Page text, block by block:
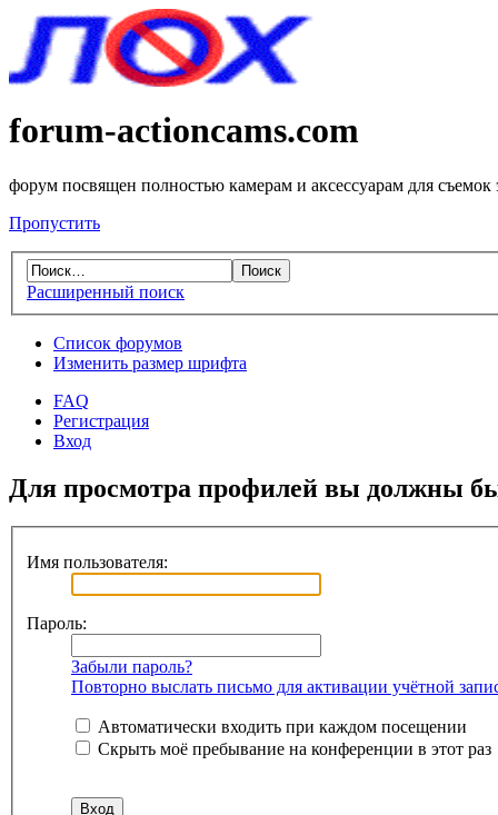
forum-actioncams.com
форум посвящен полностью камерам и аксессуарам для съемок
Пропустить
Расширенный поиск
Список форумов
Изменить размер шрифта
FAQ
Регистрация
Вход
Для просмотра профилей вы должны
Имя пользователя:
Пароль:
Забыли пароль?
Повторно выслать письмо для активации учётной
Автоматически входить при каждом посещении
Скрыть моё пребывание на конференции в этот раз